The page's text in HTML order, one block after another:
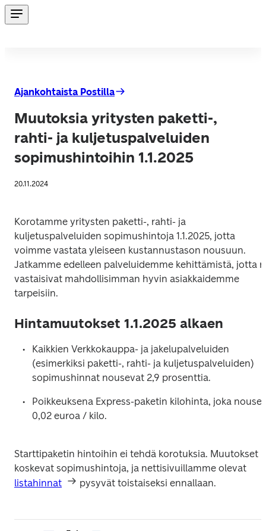
Ajankohtaista Postilla
Muutoksia yritysten paketti-,
rahti- ja kuljetuspalveluiden
sopimushintoihin 1.1.2025
20.11.2024
Korotamme yritysten paketti-, rahti- ja
kuljetuspalveluiden sopimushintoja 1.1.2025, jotta
voimme vastata yleiseen kustannustason nousuun.
Jatkamme edelleen palveluidemme kehittämistä, jotta
vastaisivat mahdollisimman hyvin asiakkaidemme
tarpeisiin.
Hintamuutokset 1.1.2025 alkaen
Kaikkien Verkkokauppa- ja jakelupalveluiden
(esimerkiksi paketti-, rahti- ja kuljetuspalveluiden)
sopimushinnat nousevat 2,9 prosenttia.
Poikkeuksena Express-paketin kilohinta, joka
0,02 euroa / kilo.
Starttipaketin hintoihin ei tehdä korotuksia. Muutokset
listahinnat
pysyvät toistaiseksi ennallaan.